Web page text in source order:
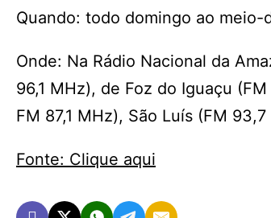
Quando: todo domingo ao meio-
Onde: Na Rádio Nacional da
96,1 MHz), de Foz do Iguaçu
FM 87,1 MHz), São Luís (FM
Fonte: Clique aqui